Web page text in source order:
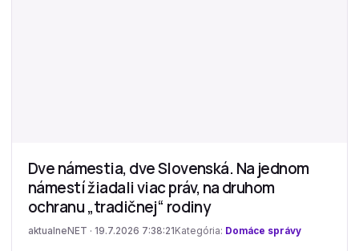
Dve námestia, dve Slovenská. Na jednom
námestí žiadali viac práv, na druhom
ochranu „tradičnej“ rodiny
aktualneNET · 19.7.2026 7:38:21 Kategória: Domáce správy